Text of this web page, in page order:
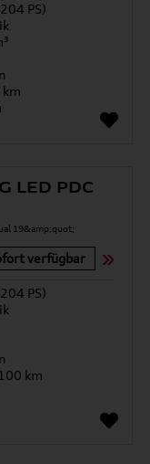
PS)
LED PDC
verfügbar
PS)
km